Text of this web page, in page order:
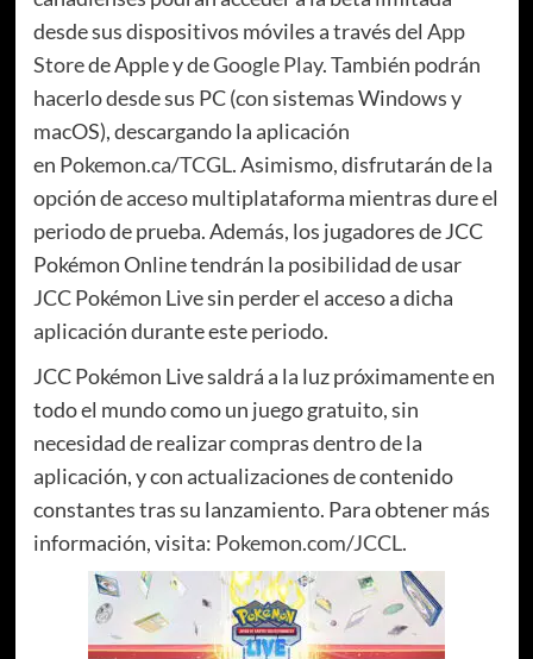
desde sus dispositivos móviles a través del App
Storede Apple y deGoogle Play. También podrán
hacerlo desde sus PC (con sistemas Windows y
macOS), descargando la aplicación
en Pokemon.ca/TCGL. Asimismo, disfrutarán de la
opción de acceso multiplataforma mientras dure el
periodo de prueba. Además, los jugadores de JCC
Pokémon Online tendrán la posibilidad de usar
JCC Pokémon Live sin perder el acceso a dicha
aplicación durante este periodo.
JCC Pokémon Live saldrá a la luz próximamente en
todo el mundo como un juego gratuito, sin
necesidad de realizar compras dentro de la
aplicación, y con actualizaciones de contenido
constantes tras su lanzamiento. Para obtener más
información, visita: Pokemon.com/JCCL.